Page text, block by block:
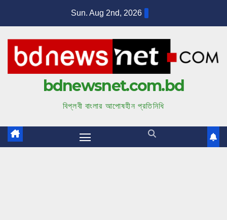
n
Sun. Aug 2nd, 2026
bdnewsnet.com.bd
বিপ্লবী বাংলার আপোষহীন প্রতিনিধি